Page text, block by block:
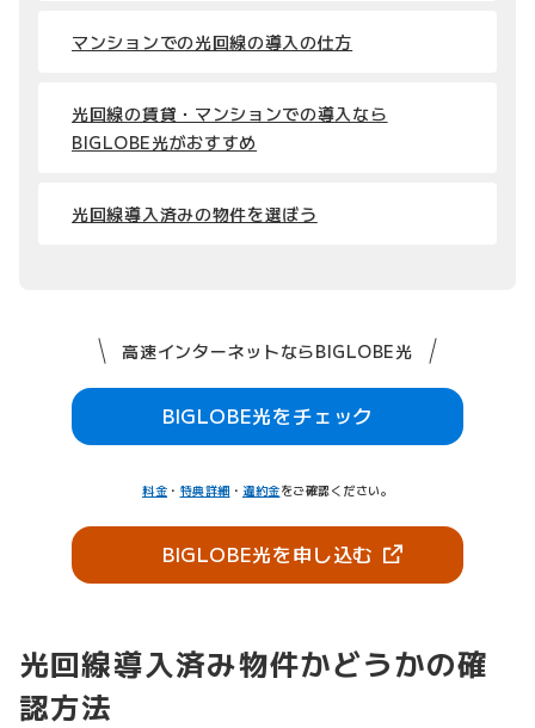
マンションでの光回線の導入の仕方
光回線の賃貸・マンションでの導入なら
BIGLOBE光がおすすめ
光回線導入済みの物件を選ぼう
高速インターネットならBIGLOBE光
BIGLOBE光をチェック
料金 ・ 特典詳細 ・ 違約金をご確認ください。
BIGLOBE光を申し込む （新しいタブで
光回線導入済み物件かどうかの確
認方法